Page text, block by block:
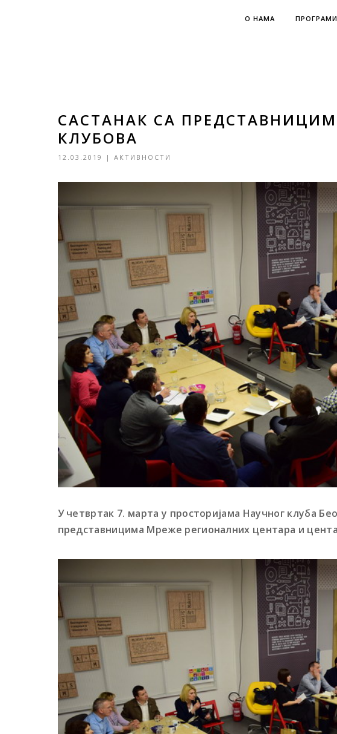
О НАМА ПРОГРАМИ
САСТАНАК СА
КЛУБОВА
12.03.2019 | АКТИВНОСТИ
У четвртак 7. марта у просторијама Научног клуба
представницима Мреже регионалних центара и